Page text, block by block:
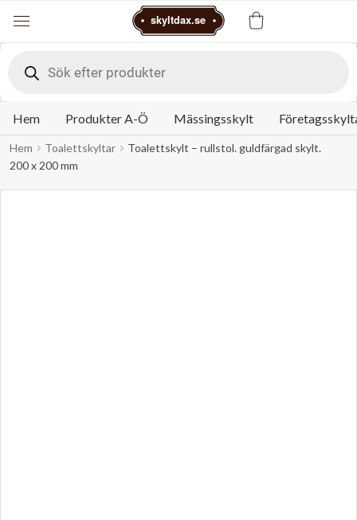
skyltdax.se
search
Hem Produkter A-Ö Mässingsskylt
Hem Toalettskyltar
Toalettskylt – rullstol. guldfärgad skylt.
200 x 200 mm